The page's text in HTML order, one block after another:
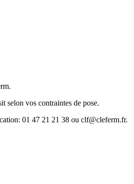
selon vos contraintes de pose.
01 47 21 21 38 ou clf@cleferm.fr.